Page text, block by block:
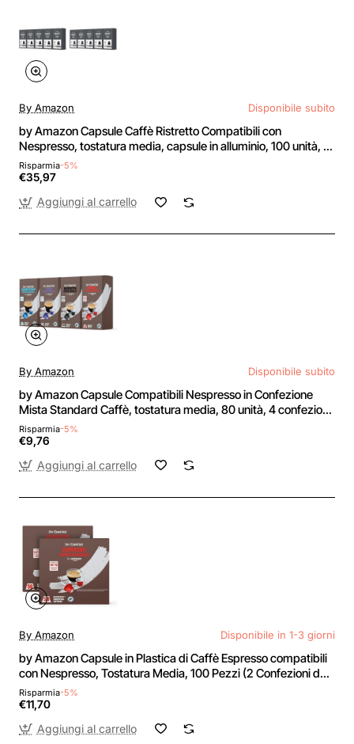
By Amazon Disponibile subito
by Amazon Capsule Caffè Ristretto Compatibili con
Nespresso, tostatura media, capsule in alluminio, 100 unità, 5
confezioni da 20 - Certificato Rainforest Alliance (Confezione
da 2) - 20 unità (Confezione da 10)
Risparmia-5%
€35,97
Aggiungi al carrello
By Amazon Disponibile subito
by Amazon Capsule Compatibili Nespresso in Confezione
Mista Standard Caffè, tostatura media, 80 unità, 4 confezioni
da 20 - Certificato Rainforest Alliance - 20 unità (Confezione
da 4)
Risparmia-5%
€9,76
Aggiungi al carrello
By Amazon Disponibile in 1-3 giorni
by Amazon Capsule in Plastica di Caffè Espresso compatibili
con Nespresso, Tostatura Media, 100 Pezzi (2 Confezioni da
50) - Certificato Rainforest Alliance - 50 unità (Confezione da
2)
Risparmia-5%
€11,70
Aggiungi al carrello